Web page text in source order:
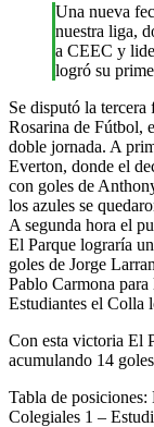
Una nueva
nuestra liga,
a CEEC y
logró su
Se disputó la
Rosarina de Fútbol,
doble jornada. A
Everton, donde el
con goles de
los azules se
A segunda hora el
El Parque lograría
goles de Jorge
Pablo Carmona para
Estudiantes el Colla
Con esta victoria El
acumulando 14
Tabla de
Colegiales 1 –